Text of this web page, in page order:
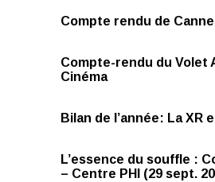
Compte rendu de
Compte-rendu du Volet
Cinéma
Bilan de l’année: La XR
L’essence du souffle :
– Centre PHI (29 sept.